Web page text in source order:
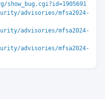
advisories/mfsa2024-
advisories/mfsa2024-
advisories/mfsa2024-